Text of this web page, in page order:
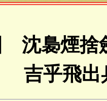
沈裊煙捨
吉乎飛出